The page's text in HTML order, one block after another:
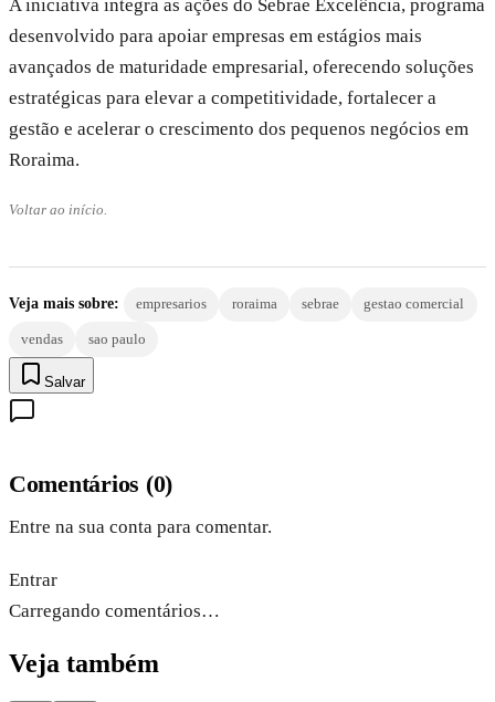
A iniciativa integra as ações do Sebrae Excelência, programa
desenvolvido para apoiar empresas em estágios mais
avançados de maturidade empresarial, oferecendo soluções
estratégicas para elevar a competitividade, fortalecer a
gestão e acelerar o crescimento dos pequenos negócios em
Roraima.
Voltar ao início.
Veja mais sobre: empresarios roraima sebrae gestao comercial
vendas sao paulo
Salvar
Comentários (0)
Entre na sua conta para comentar.
Entrar
Carregando comentários…
Veja também